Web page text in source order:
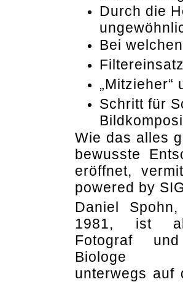
Durch die
Bei
„Mitzieher“
Schritt für
Wie das alles
bewusste
eröffnet,
powered by
Daniel
1981, ist
Fotograf
Biologe
unterwegs auf